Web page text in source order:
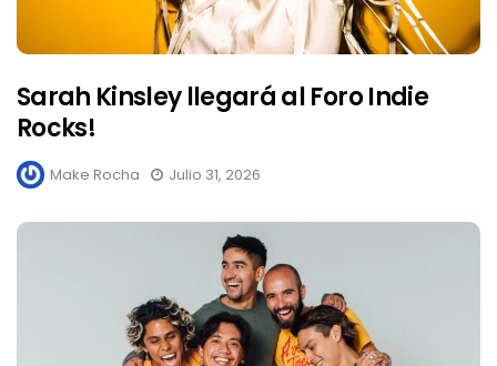
Sarah Kinsley llegará al Foro Indie
Rocks!
Make Rocha Julio 31, 2026